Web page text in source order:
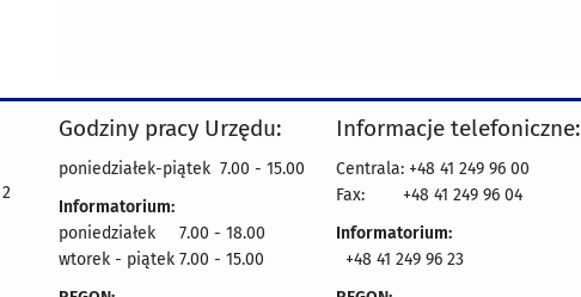
Godziny pracy Urzędu:
poniedziałek-piątek 7.00 - 15.00
Informatorium:
poniedziałek 7.00 - 18.00
wtorek - piątek 7.00 - 15.00
Informacje telefoniczne:
Centrala: +48 41 249 96 00
Fax:
+48 41 249 96 04
Informatorium:
+48 41 249 96 23